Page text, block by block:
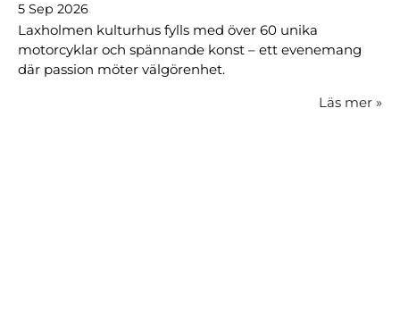
5 Sep 2026
Laxholmen kulturhus fylls med över 60 unika
motorcyklar och spännande konst – ett evenemang
där passion möter välgörenhet.
Läs mer »